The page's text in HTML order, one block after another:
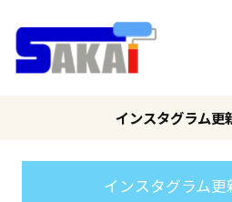
インスタグラム更
インスタグラム